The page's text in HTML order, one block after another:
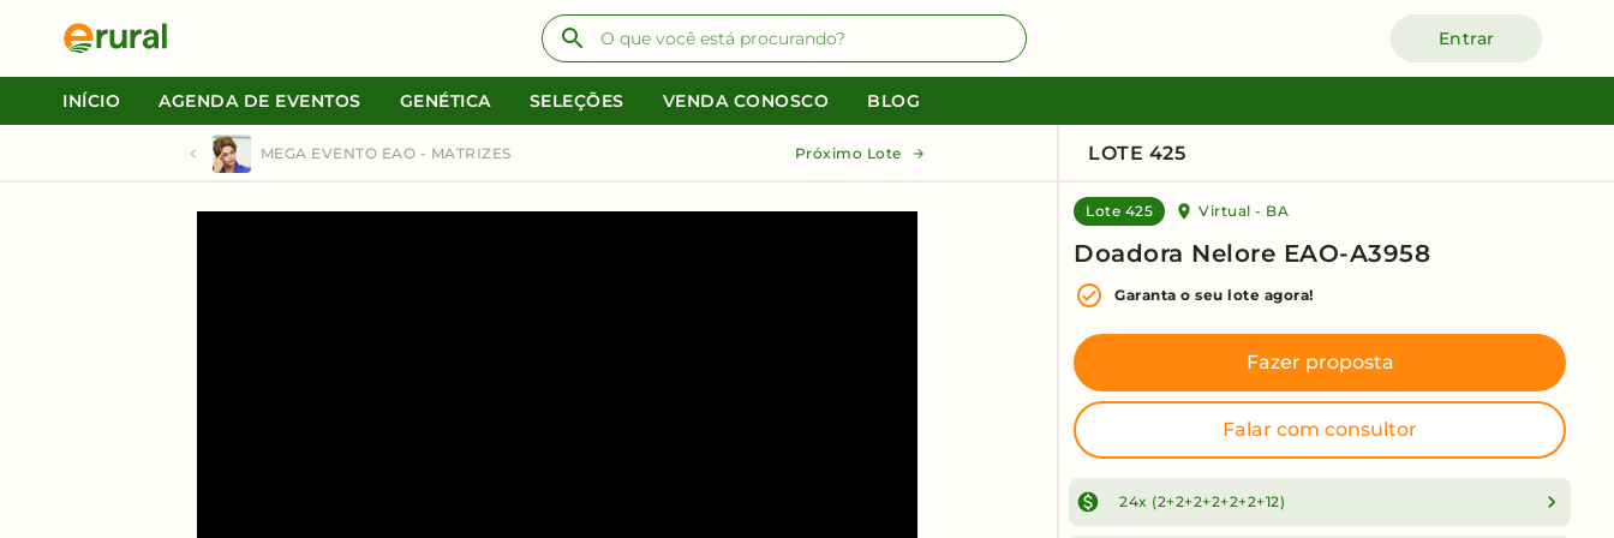
Entrar
INÍCIO AGENDA DE EVENTOS GENÉTICA SELEÇÕES VENDA CONOSCO BLOG
MEGA EVENTO EAO - MATRIZES Próximo Lote LOTE 425
Lote 425 Virtual - BA
Doadora Nelore EAO-A3958
Garanta o seu lote agora!
Fazer proposta
Falar com consultor
24x (2+2+2+2+2+2+12)